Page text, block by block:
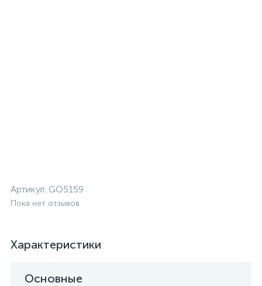
Артикул: GO5159
Пока нет отзывов
Характеристики
Основные